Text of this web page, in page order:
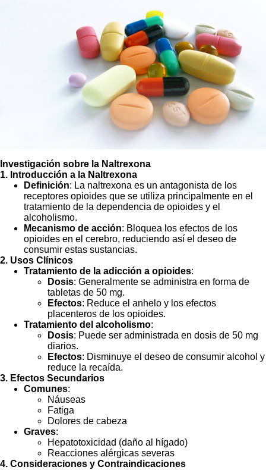
Investigación sobre la Naltrexona
1. Introducción a la Naltrexona
Definición: La naltrexona es un antagonista de los
receptores opioides que se utiliza principalmente en el
tratamiento de la dependencia de opioides y el
alcoholismo.
Mecanismo de acción: Bloquea los efectos de los
opioides en el cerebro, reduciendo así el deseo de
consumir estas sustancias.
2. Usos Clínicos
Tratamiento de la adicción a opioides:
Dosis: Generalmente se administra en forma de
tabletas de 50 mg.
Efectos: Reduce el anhelo y los efectos
placenteros de los opioides.
Tratamiento del alcoholismo:
Dosis: Puede ser administrada en dosis de 50 mg
diarios.
Efectos: Disminuye el deseo de consumir alcohol y
reduce la recaída.
3. Efectos Secundarios
Comunes:
Náuseas
Fatiga
Dolores de cabeza
Graves:
Hepatotoxicidad (daño al hígado)
Reacciones alérgicas severas
4. Consideraciones y Contraindicaciones